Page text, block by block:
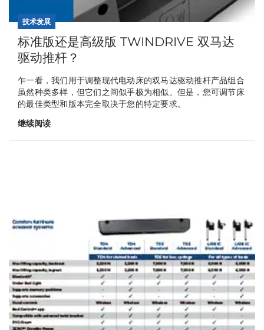
技术发展
标准版还是高级版 TWINDRIVE 双马达
驱动推杆？
乍一看，我们用于调整现代电动床的双马达驱动推杆产品组合
虽然种类多样，但它们之间似乎极为相似。但是，您可调节床
的最佳类型和版本完全取决于您的特定要求。
继续阅读